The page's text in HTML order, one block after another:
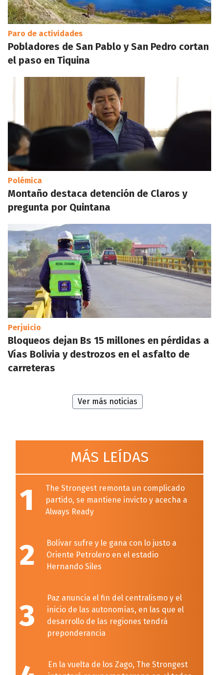
Paro de actividades
Pobladores de San Pablo y San Pedro cortan
el paso en Tiquina
Polémica
Montaño destaca detención de Claros y
pregunta por Quintana
Perjuicio
Bloqueos dejan Bs 15 millones en pérdidas a
Vías Bolivia y destrozos en el asfalto de
carreteras
Ver más noticias
MÁS LEÍDAS
1
The Strongest remonta un complicado
partido, se mantiene invicto y acecha a
Always Ready
2
Bolívar sufre y le gana con lo justo a
Oriente Petrolero en el estadio
Hernando Siles
3
Paz anuncia el fin del centralismo y el
inicio de las autonomías, en las que el
desarrollo de las regiones tendrá
preponderancia
En la vuelta de los Zago, The Strongest